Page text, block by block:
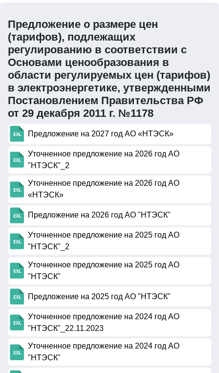
Предложение о размере цен
(тарифов), подлежащих
регулированию в соответствии с
Основами ценообразования в
области регулируемых цен (тарифов)
в электроэнергетике, утвержденными
Постановлением Правительства РФ
от 29 декабря 2011 г. №1178
Предложение на 2027 год АО «НТЭСК»
Уточненное предложение на 2026 год АО
"НТЭСК"_2
Уточненное предложение на 2026 год АО
«НТЭСК»
Предложение на 2026 год АО "НТЭСК"
Уточненное предложение на 2025 год АО
"НТЭСК"_2
Уточненное предложение на 2025 год АО
"НТЭСК"
Предложение на 2025 год АО "НТЭСК"
Уточненное предложение на 2024 год АО
"НТЭСК"_22.11.2023
Уточненное предложение на 2024 год АО
"НТЭСК"